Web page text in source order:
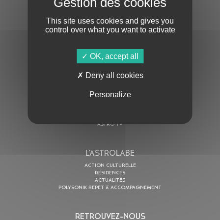
ASTRO TV
L’ASTROLABE
ACTION CULTURELLE
RÉSIDENCES
ACTUALITÉS
POLYSONIK REPET & ACCOMPAGNEMENT
RETROUVEZ-NOUS
This site uses cookies and gives you
control over what you want to activate
OK, accept all
Deny all cookies
Personalize